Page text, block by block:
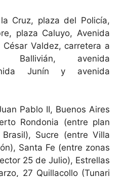
Cruz, plaza del Policía,
plaza Caluyo, Avenida
Valdez, carretera a
Ballivián, avenida
Junín y avenida
Pablo II, Buenos Aires
Rondonia (entre plan
Sucre (entre Villa
Santa Fe (entre zonas
25 de Julio), Estrellas
27 Quillacollo (Tunari